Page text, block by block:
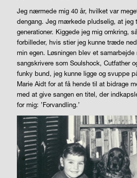
Jeg nærmede mig 40 år, hvilket var
dengang. Jeg mærkede pludselig, at jeg
generationer. Kiggede jeg mig omkring,
forbilleder, hvis stier jeg kunne træde
min egen. Løsningen blev et
sangskrivere som Soulshock, Cutfather
funky bund, jeg kunne ligge og svuppe
Marie Aidt for at få hende til at bidrage
med at give sangen en titel, der
for mig: ’Forvandling.’